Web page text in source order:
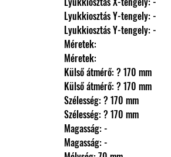
                Lyukkiosztás Y-tengely: -
                Lyukkiosztás Y-tengely: -
                Méretek:
                Méretek:
                Külső átmérő: ? 170 mm
                Külső átmérő: ? 170 mm
                Szélesség: ? 170 mm
                Szélesség: ? 170 mm
                Magasság: -
                Magasság: -